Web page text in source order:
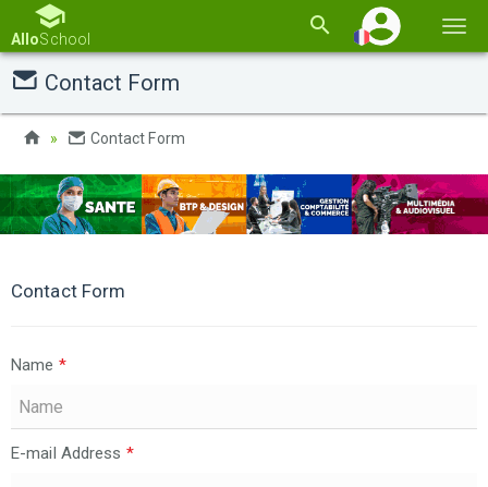
la
AlloSchool
Contact Form
Contact Form
Contact Form
Name *
E-mail Address *